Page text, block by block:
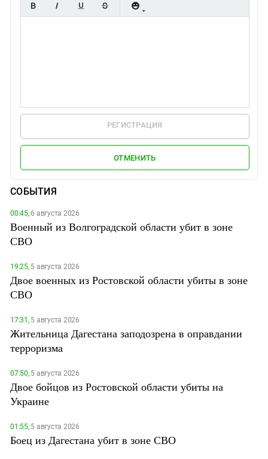
РЕГИСТРАЦИЯ
ОТМЕНИТЬ
СОБЫТИЯ
00:45,6 августа 2026
Военный из Волгоградской области убит в зоне
СВО
19:25,5 августа 2026
Двое военных из Ростовской области убиты в зоне
СВО
17:31,5 августа 2026
Жительница Дагестана заподозрена в оправдании
терроризма
07:50,5 августа 2026
Двое бойцов из Ростовской области убиты на
Украине
01:55,5 августа 2026
Боец из Дагестана убит в зоне СВО